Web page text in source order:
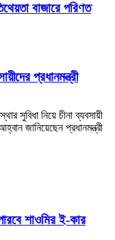
বাজারে পরিণত
প্রধানমন্ত্রী
সুবিধা নিয়ে চীনা ব্যবসায়ী
জানিয়েছেন প্রধানমন্ত্রী
শাওমির ই-কার